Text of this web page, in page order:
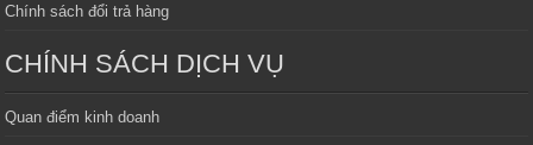
Chính sách đổi trả hàng
CHÍNH SÁCH DỊCH VỤ
Quan điểm kinh doanh